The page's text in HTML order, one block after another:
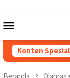
konten
Mobile
Konten Spesial
HUT RI
Beranda Olahraga